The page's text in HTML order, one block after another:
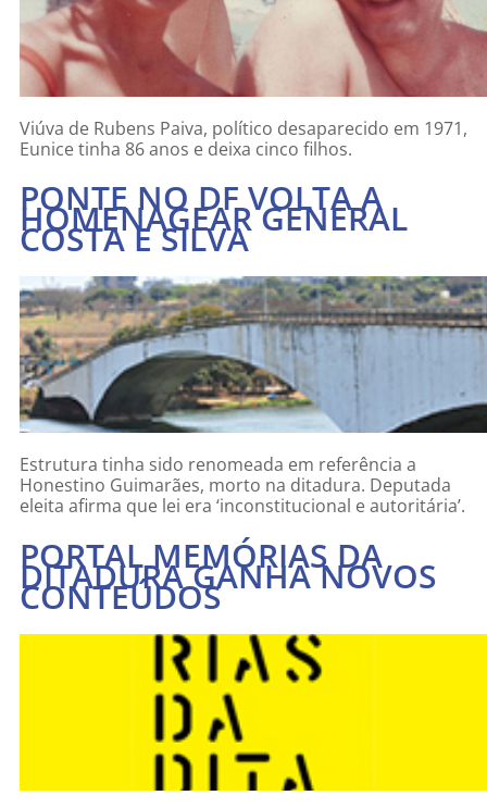
Viúva de Rubens Paiva, político desaparecido em 1971,
Eunice tinha 86 anos e deixa cinco filhos.
PONTE NO DF VOLTA A
HOMENAGEAR GENERAL
COSTA E SILVA
Estrutura tinha sido renomeada em referência a
Honestino Guimarães, morto na ditadura. Deputada
eleita afirma que lei era ‘inconstitucional e autoritária’.
PORTAL MEMÓRIAS DA
DITADURA GANHA NOVOS
CONTEÚDOS